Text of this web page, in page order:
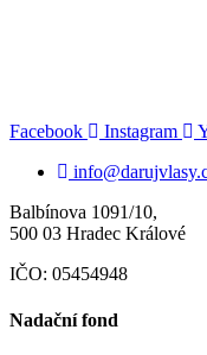
Facebook Instagram
Balbínova 1091/10,
500 03 Hradec Králové
IČO: 05454948
Nadační fond